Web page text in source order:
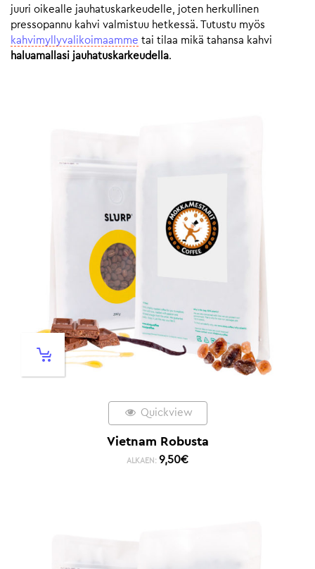
juuri oikealle jauhatuskarkeudelle, joten herkullinen
pressopannu kahvi valmistuu hetkessä. Tutustu myös
kahvimyllyvalikoimaamme tai tilaa mikä tahansa kahvi
haluamallasi jauhatuskarkeudella.
Quickview
Vietnam Robusta
ALKAEN: 9,50€